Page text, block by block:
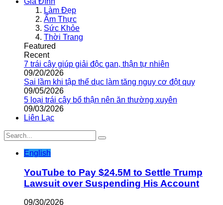
Làm Đẹp
Ẩm Thực
Sức Khỏe
Thời Trang
Featured
Recent
7 trái cây giúp giải độc gan, thận tự nhiên
09/20/2026
Sai lầm khi tập thể dục làm tăng nguy cơ đột quỵ
09/05/2026
5 loại trái cây bổ thận nên ăn thường xuyên
09/03/2026
Liên Lạc
English
YouTube to Pay $24.5M to Settle Trump
Lawsuit over Suspending His Account
09/30/2026